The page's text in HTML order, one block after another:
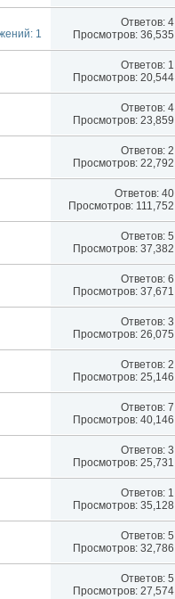
Ответов: 4
Просмотров: 36,535
Ответов: 1
Просмотров: 20,544
Ответов: 4
Просмотров: 23,859
Ответов: 2
Просмотров: 22,792
Ответов: 40
Просмотров: 111,752
Ответов: 5
Просмотров: 37,382
Ответов: 6
Просмотров: 37,671
Ответов: 3
Просмотров: 26,075
Ответов: 2
Просмотров: 25,146
Ответов: 7
Просмотров: 40,146
Ответов: 3
Просмотров: 25,731
Ответов: 1
Просмотров: 35,128
Ответов: 5
Просмотров: 32,786
Ответов: 5
Просмотров: 27,574